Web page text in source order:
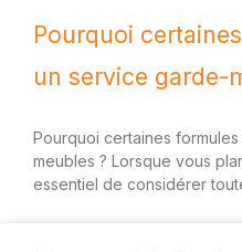
Pourquoi
un service garde-
Pourquoi certaines
meubles ? Lorsque vous
essentiel de considérer